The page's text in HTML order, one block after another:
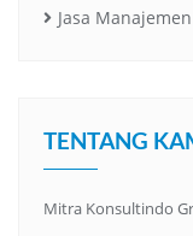
Jasa
TENTANG
Mitra Konsultindo